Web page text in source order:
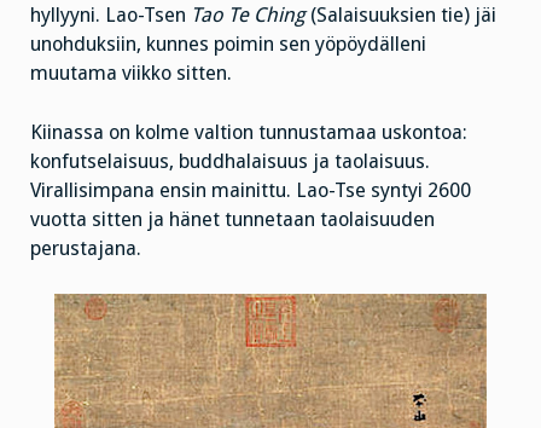
hyllyyni. Lao-Tsen Tao Te Ching(Salaisuuksien tie) jäi
unohduksiin, kunnes poimin sen yöpöydälleni
muutama viikko sitten.
Kiinassa on kolme valtion tunnustamaa uskontoa:
konfutselaisuus, buddhalaisuus ja taolaisuus.
Virallisimpana ensin mainittu. Lao-Tse syntyi 2600
vuotta sitten ja hänet tunnetaan taolaisuuden
perustajana.